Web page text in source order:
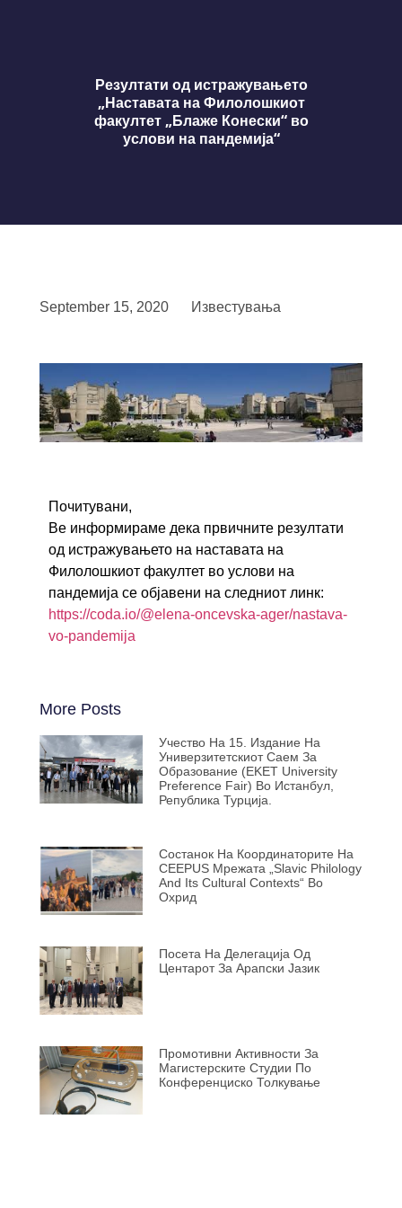
Резултати од истражувањето
„Наставата на Филолошкиот
факултет „Блаже Конески“ во
услови на пандемија“
September 15, 2020 Известувања
Почитувани,
Ве информираме дека првичните резултати
од истражувањето на наставата на
Филолошкиот факултет во услови на
пандемија се објавени на следниот линк:
https://coda.io/@elena-oncevska-ager/nastava-
vo-pandemija
More Posts
Учество На 15. Издание На
Универзитетскиот Саем За
Образование (EKET University
Preference Fair) Во Истанбул,
Република Турција.
Состанок На Координаторите На
CEEPUS Мрежата „Slavic Philology
And Its Cultural Contexts“ Во
Охрид
Посета На Делегација Од
Центарот За Арапски Јазик
Промотивни Активности За
Магистерските Студии По
Конференциско Толкување